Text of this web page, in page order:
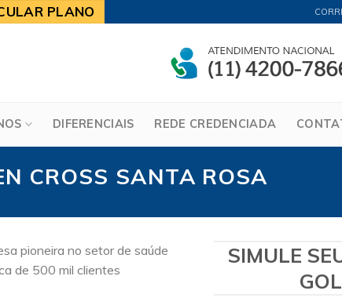
PLANO
DIFERENCIAIS REDE CREDENCIADA
CROSS SANTA ROSA
pioneira no setor de saúde
de 500 mil clientes
SIMULE